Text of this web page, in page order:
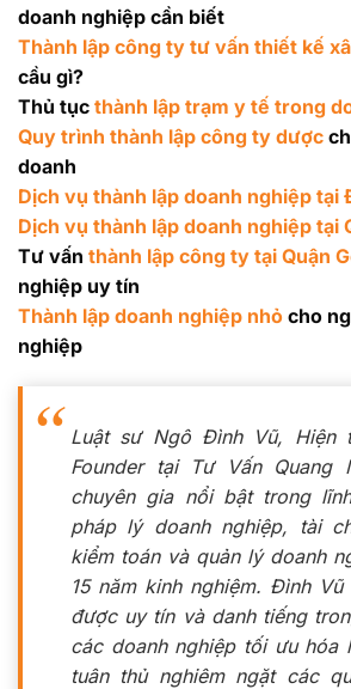
doanh nghiệp cần biết
Thành lập công ty tư vấn thiết kế
cầu gì?
Thủ tục thành lập trạm y tế trong
Quy trình thành lập công ty dược
doanh
Dịch vụ thành lập doanh nghiệp tại
Dịch vụ thành lập doanh nghiệp tại
Tư vấn thành lập công ty tại Quận
nghiệp uy tín
Thành lập doanh nghiệp nhỏ cho
nghiệp
Luật sư Ngô Đình Vũ, Hiện
Founder tại Tư Vấn Quang
chuyên gia nổi bật trong
pháp lý doanh nghiệp, tài
kiểm toán và quản lý doanh
15 năm kinh nghiệm. Đình
được uy tín và danh tiếng
các doanh nghiệp tối ưu hóa
tuân thủ nghiêm ngặt các